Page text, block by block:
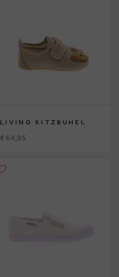
LIVING KITZBUHEL
€ 64,95